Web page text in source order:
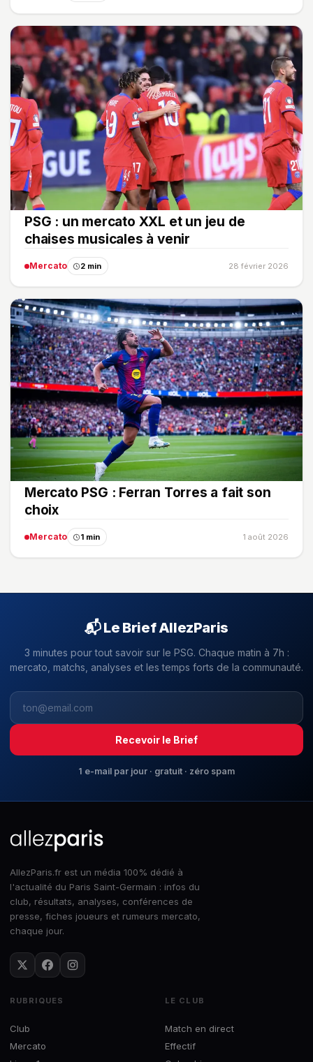
PSG : un mercato XXL et un jeu de
chaises musicales à venir
Mercato 2 min 28 février 2026
Mercato PSG : Ferran Torres a fait son
choix
Mercato 1 min 1 août 2026
📬 Le Brief AllezParis
3 minutes pour tout savoir sur le PSG. Chaque matin à 7h :
mercato, matchs, analyses et les temps forts de la communauté.
Recevoir le Brief
1 e-mail par jour · gratuit · zéro spam
AllezParis.fr est un média 100% dédié à
l'actualité du Paris Saint-Germain : infos du
club, résultats, analyses, conférences de
presse, fiches joueurs et rumeurs mercato,
chaque jour.
RUBRIQUES
Club
Mercato
LE CLUB
Match en direct
Effectif